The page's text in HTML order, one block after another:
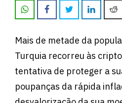
Mais de metade da
Turquia recorreu às
tentativa de proteger a
poupanças da rápida